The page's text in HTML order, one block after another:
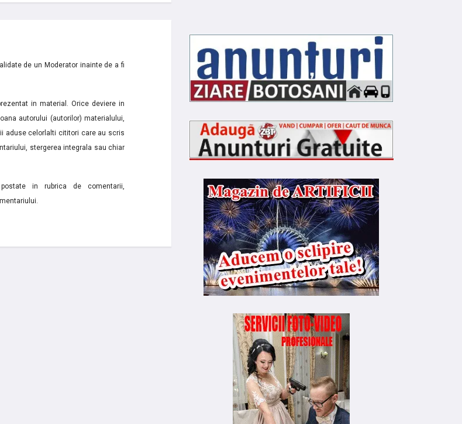
de un Moderator inainte de a fi
in material. Orice deviere in
autorului (autorilor) materialului,
aduse celorlalti cititori care au scris
stergerea integrala sau chiar
postate in rubrica de comentarii,